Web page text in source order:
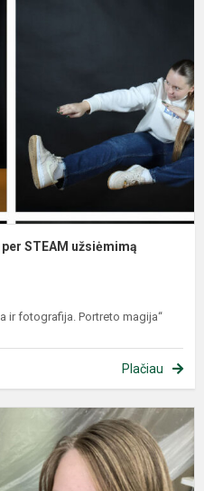
STEAM užsiėmimą
ir fotografija. Portreto magija“
Plačiau